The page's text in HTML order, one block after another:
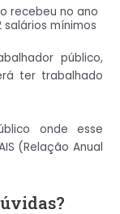
recebeu no ano
mínimos
público,
ter trabalhado
onde esse
(Relação Anual